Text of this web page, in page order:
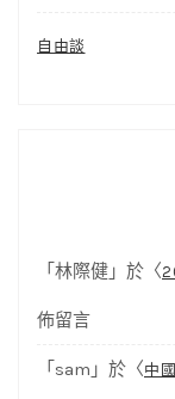
自由談
「 林際健 」於〈
佈留言
「 sam 」於〈中